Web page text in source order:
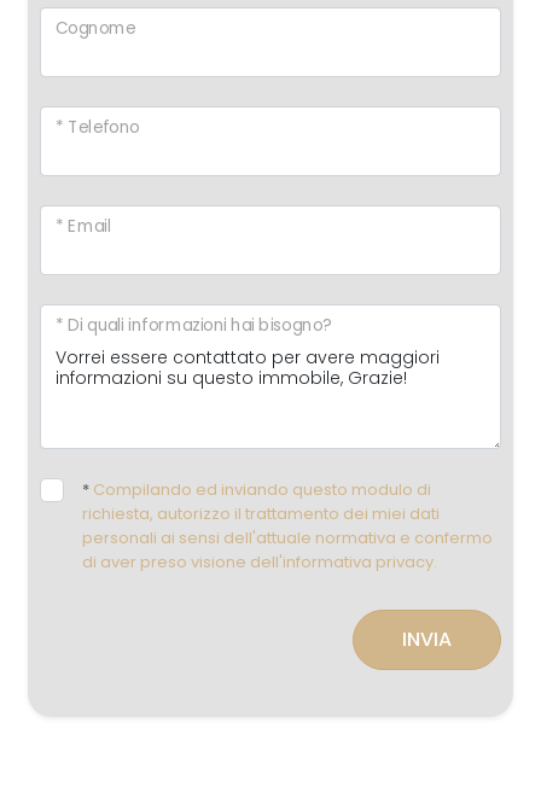
Cognome
* Telefono
* Email
* Di quali informazioni hai bisogno?
* Compilando ed inviando questo modulo di
richiesta, autorizzo il trattamento dei miei dati
personali ai sensi dell'attuale normativa e confermo
di aver preso visione dell'informativa privacy.
INVIA